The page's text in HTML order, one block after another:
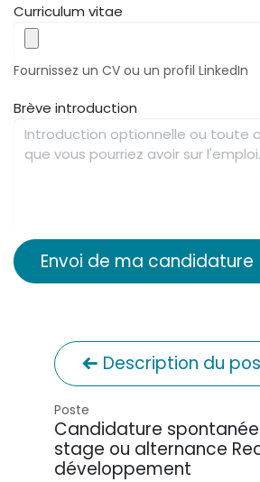
Curriculum vitae
Fournissez un CV ou un profil LinkedIn
Brève introduction
Envoi de ma candidature
Description du
Poste
Candidature
stage ou alternance
développement